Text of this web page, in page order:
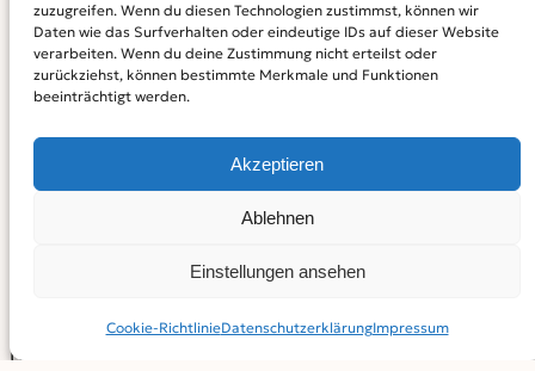
zuzugreifen. Wenn du diesen Technologien zustimmst, können wir
Daten wie das Surfverhalten oder eindeutige IDs auf dieser Website
verarbeiten. Wenn du deine Zustimmung nicht erteilst oder
zurückziehst, können bestimmte Merkmale und Funktionen
beeinträchtigt werden.
Akzeptieren
Ablehnen
Einstellungen ansehen
Cookie-RichtlinieDatenschutz­erklärungImpressum
tätig ist, von der Hypothese aus: Eltern wollen nur das
Beste für ihr Kind. Wie aber erreichen sie das? Der
unterhaltsame und informative Vortrag gibt viele Tipps
für den Schulerfolg und eine gute Entwicklung der
Kinder.
Der Eintritt kostet 5 Euro, ermäßigt 3 Euro. Eine
Kartenreservierung ist wegen der Corona-Pandemie
erforderlich. Die geltenden Hygienerichtlinien und
Kartenwünsche bitte an: Bildungszentrum für Familie,
Umwelt und Kultur, Telefon 07300 / 9611-550 oder per